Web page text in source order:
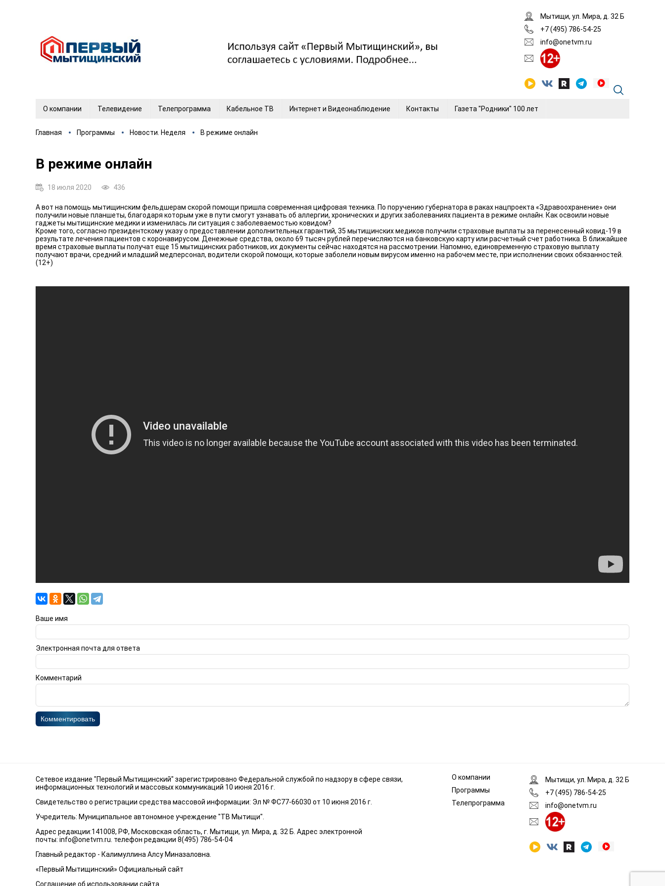
Мытищи, ул. Мира, д. 32 Б
+7 (495) 786-54-25
info@onetvm.ru
О компании Телевидение Телепрограмма Кабельное ТВ Интернет и Видеонаблюдение Контакты Газета "Родники" 100 лет
Главная Программы Новости. Неделя В режиме онлайн
В режиме онлайн
18 июля 2020 436
А вот на помощь мытищинским фельдшерам скорой помощи пришла современная цифровая техника. По поручению губернатора в раках нацпроекта «Здравоохранение» они
получили новые планшеты, благодаря которым уже в пути смогут узнавать об аллергии, хронических и других заболеваниях пациента в режиме онлайн. Как освоили новые
гаджеты мытищинские медики и изменилась ли ситуация с заболеваемостью ковидом?
Кроме того, согласно президентскому указу о предоставлении дополнительных гарантий, 35 мытищинских медиков получили страховые выплаты за перенесенный ковид-19 в
результате лечения пациентов с коронавирусом. Денежные средства, около 69 тысяч рублей перечисляются на банковскую карту или расчетный счет работника. В ближайшее
время страховые выплаты получат еще 15 мытищинских работников, их документы сейчас находятся на рассмотрении. Напомню, единовременную страховую выплату
получают врачи, средний и младший медперсонал, водители скорой помощи, которые заболели новым вирусом именно на рабочем месте, при исполнении своих обязанностей.
(12+)
Ваше имя
Электронная почта для ответа
Комментарий
Комментировать
Сетевое издание "Первый Мытищинский" зарегистрировано Федеральной службой по надзору в сфере связи,
информационных технологий и массовых коммуникаций 10 июня 2016 г.
Свидетельство о регистрации средства массовой информации: Эл № ФС77-66030 от 10 июня 2016 г.
Учредитель: Муниципальное автономное учреждение "ТВ Мытищи".
Адрес редакции:141008, РФ, Московская область, г. Мытищи, ул. Мира, д. 32 Б. Адрес электронной
почты: info@onetvm.ru . телефон редакции 8(495) 786-54-04
Главный редактор - Калимуллина Алсу Миназаловна.
«Первый Мытищинский» Официальный сайт
Соглашение об использовании сайта
О компании
Программы
Телепрограмма
Мытищи, ул. Мира, д. 32 Б
+7 (495) 786-54-25
info@onetvm.ru